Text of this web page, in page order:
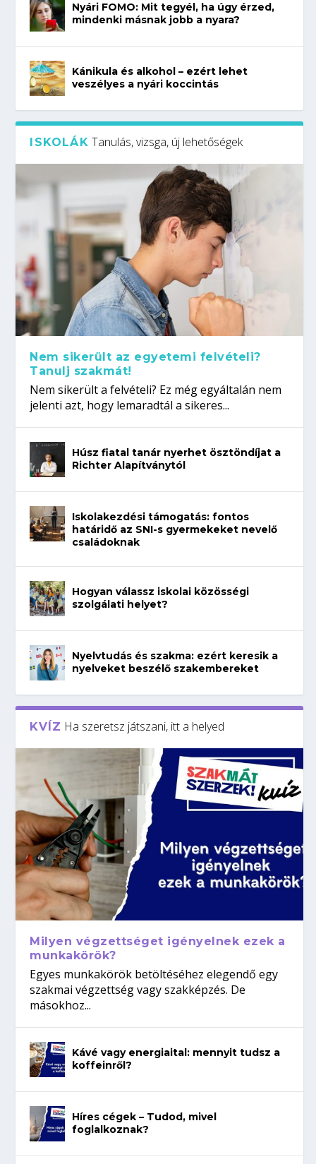
Nyári FOMO: Mit tegyél, ha úgy érzed,
mindenki másnak jobb a nyara?
Kánikula és alkohol – ezért lehet
veszélyes a nyári koccintás
ISKOLÁK Tanulás, vizsga, új lehetőségek
Nem sikerült az egyetemi felvételi?
Tanulj szakmát!
Nem sikerült a felvételi? Ez még egyáltalán nem
jelenti azt, hogy lemaradtál a sikeres...
Húsz fiatal tanár nyerhet ösztöndíjat a
Richter Alapítványtól
Iskolakezdési támogatás: fontos
határidő az SNI-s gyermekeket nevelő
családoknak
Hogyan válassz iskolai közösségi
szolgálati helyet?
Nyelvtudás és szakma: ezért keresik a
nyelveket beszélő szakembereket
KVÍZ Ha szeretsz játszani, itt a helyed
Milyen végzettséget igényelnek ezek a
munkakörök?
Egyes munkakörök betöltéséhez elegendő egy
szakmai végzettség vagy szakképzés. De
másokhoz...
Kávé vagy energiaital: mennyit tudsz a
koffeinről?
Híres cégek – Tudod, mivel
foglalkoznak?